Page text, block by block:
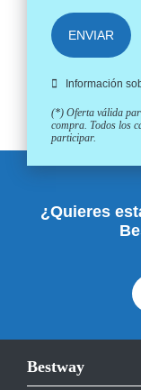
ENVIAR
Información
(*) Oferta válida
compra. Todos los
participar.
¿Quieres
Bestway